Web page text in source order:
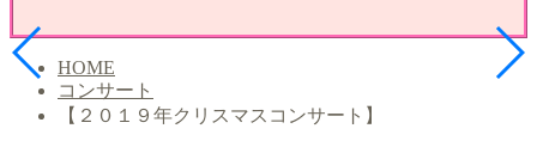
HOME
コンサート
【２０１９年クリスマスコンサート】